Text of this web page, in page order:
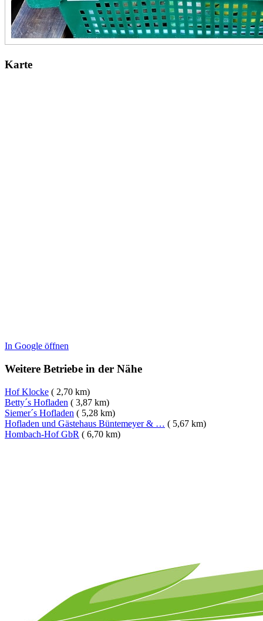
Karte
In Google öffnen
Weitere Betriebe in der Nähe
Hof Klocke ( 2,70 km)
Betty´s Hofladen ( 3,87 km)
Siemer´s Hofladen ( 5,28 km)
Hofladen und Gästehaus Büntemeyer & … ( 5,67 km)
Hombach-Hof GbR ( 6,70 km)